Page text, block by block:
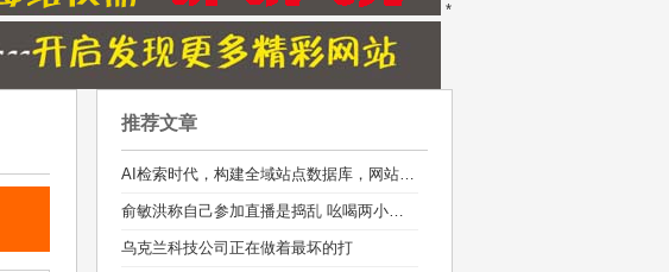
*
推荐文章
AI检索时代，构建全域站点数据库，网站库上线运营
俞敏洪称自己参加直播是捣乱 吆喝两小时销售额100多万
乌克兰科技公司正在做着最坏的打